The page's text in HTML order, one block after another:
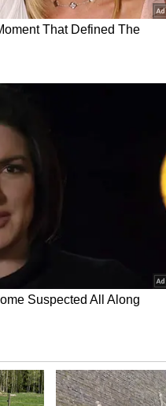
ಸೂಚನೆ
ಕ್ಯಾಮರಾದೊಂದಿಗೆ
00 ಗಂಟೆಗೆ ವಿಕಾಸ ಸೌಧ ಗೇಟ್
ತಡವಾಗಿ ಆಗಮಿಸಿದರೆ
ಸಮವಸ್ತ್ರ ಧರಿಸಿಕೊಂಡು
ಕಡ್ಡಾಯವಾಗಿ ವಾಕಿ-ಟಾಕಿ
ಸಿಬ್ಬಂದಿ ಕಡ್ಡಾಯವಾಗಿ
ಅನಧಿಕೃತ ವ್ಯಕ್ತಿಗಳು
ನಿಯೋಜಿಸಲ್ಪಟ್ಟ
ರಿವಾಲ್ವಾರ್